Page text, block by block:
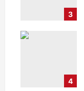
3
4